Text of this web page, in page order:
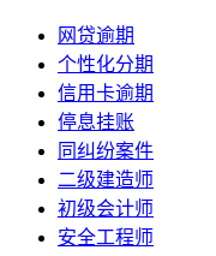
网贷逾期
个性化分期
信用卡逾期
停息挂账
同纠纷案件
二级建造师
初级会计师
安全工程师